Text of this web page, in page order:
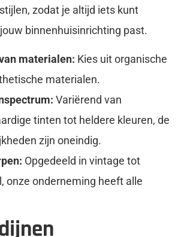
zodat je altijd iets kunt
binnenhuisinrichting past.
materialen: Kies uit organische
materialen.
Variërend van
tinten tot heldere kleuren, de
zijn oneindig.
Opgedeeld in vintage tot
onze onderneming heeft alle